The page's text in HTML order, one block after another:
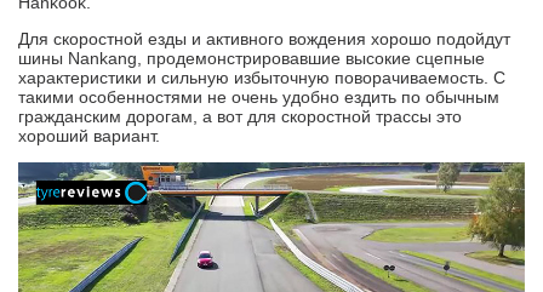
Для скоростной езды и активного вождения хорошо подойдут
шины Nankang, продемонстрировавшие высокие сцепные
характеристики и сильную избыточную поворачиваемость. С
такими особенностями не очень удобно ездить по обычным
гражданским дорогам, а вот для скоростной трассы это
хороший вариант.